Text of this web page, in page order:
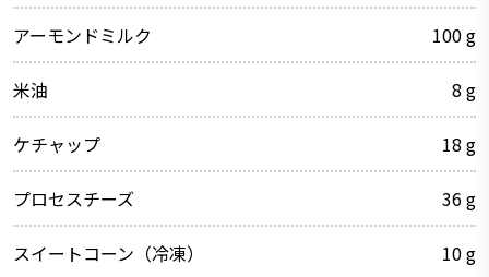
アーモンドミルク 100g
米油 8 g
ケチャップ 18 g
プロセスチーズ 36g
スイートコーン（冷凍） 10g